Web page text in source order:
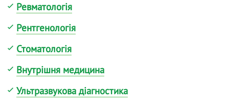
Ревматологія
Рентгенологія
Стоматологія
Внутрішня медицина
Ультразвукова діагностика